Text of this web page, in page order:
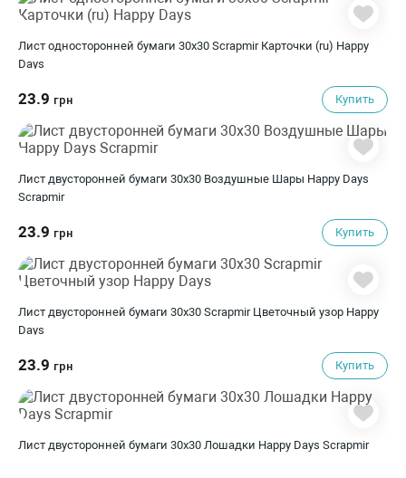
Лист односторонней бумаги 30x30 Scrapmir Карточки (ru) Happy
Days
23.9 грн Купить
Лист двусторонней бумаги 30x30 Воздушные Шары Happy Days
Scrapmir
23.9 грн Купить
Лист двусторонней бумаги 30x30 Scrapmir Цветочный узор Happy
Days
23.9 грн Купить
Лист двусторонней бумаги 30x30 Лошадки Happy Days Scrapmir